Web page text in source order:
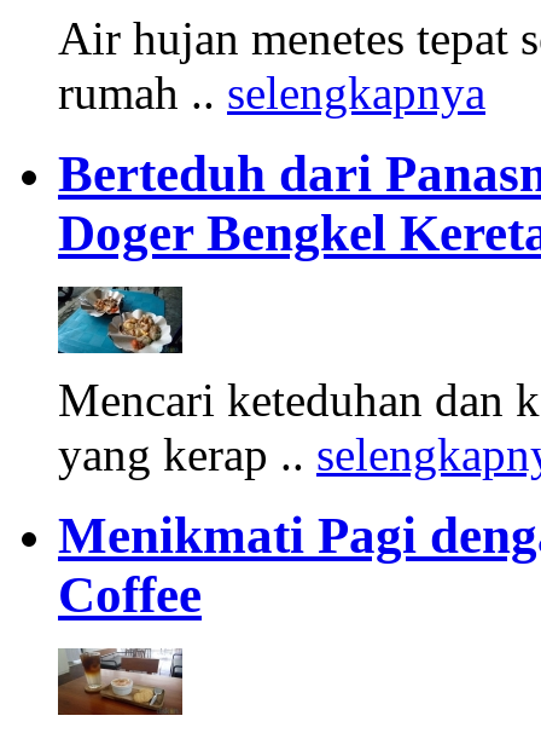
Air hujan menetes tepat
rumah .. selengkapnya
Berteduh dari
Doger Bengkel
Mencari keteduhan dan
yang kerap ..
Menikmati Pagi
Coffee